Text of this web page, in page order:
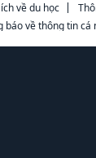
về du học
báo về thông tin cá